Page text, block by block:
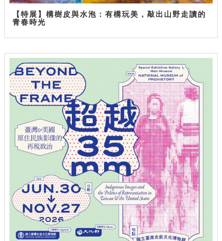
【特展】構樹皮與水泡：有構玩美，敲出山野走讀的
青春時光